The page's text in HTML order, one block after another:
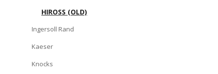
HIROSS (OLD)
Ingersoll Rand
Kaeser
Knocks